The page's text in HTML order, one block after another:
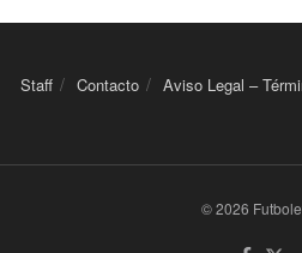
Staff Contacto Aviso Legal –
© 2026